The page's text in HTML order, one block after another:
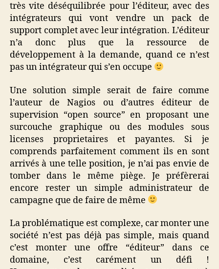
très vite déséquilibrée pour l’éditeur, avec des
intégrateurs qui vont vendre un pack de
support complet avec leur intégration. L’éditeur
n’a donc plus que la ressource de
développement à la demande, quand ce n’est
pas un intégrateur qui s’en occupe
Une solution simple serait de faire comme
l’auteur de Nagios ou d’autres éditeur de
supervision “open source” en proposant une
surcouche graphique ou des modules sous
licenses proprietaires et payantes. Si je
comprends parfaitement comment ils en sont
arrivés à une telle position, je n’ai pas envie de
tomber dans le même piège. Je préfèrerai
encore rester un simple administrateur de
campagne que de faire de même
La problématique est complexe, car monter une
société n’est pas déjà pas simple, mais quand
c’est monter une offre “éditeur” dans ce
domaine, c’est carément un défi !